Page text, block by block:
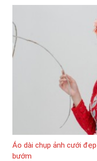
Áo dài chụp ảnh cưới
bướm